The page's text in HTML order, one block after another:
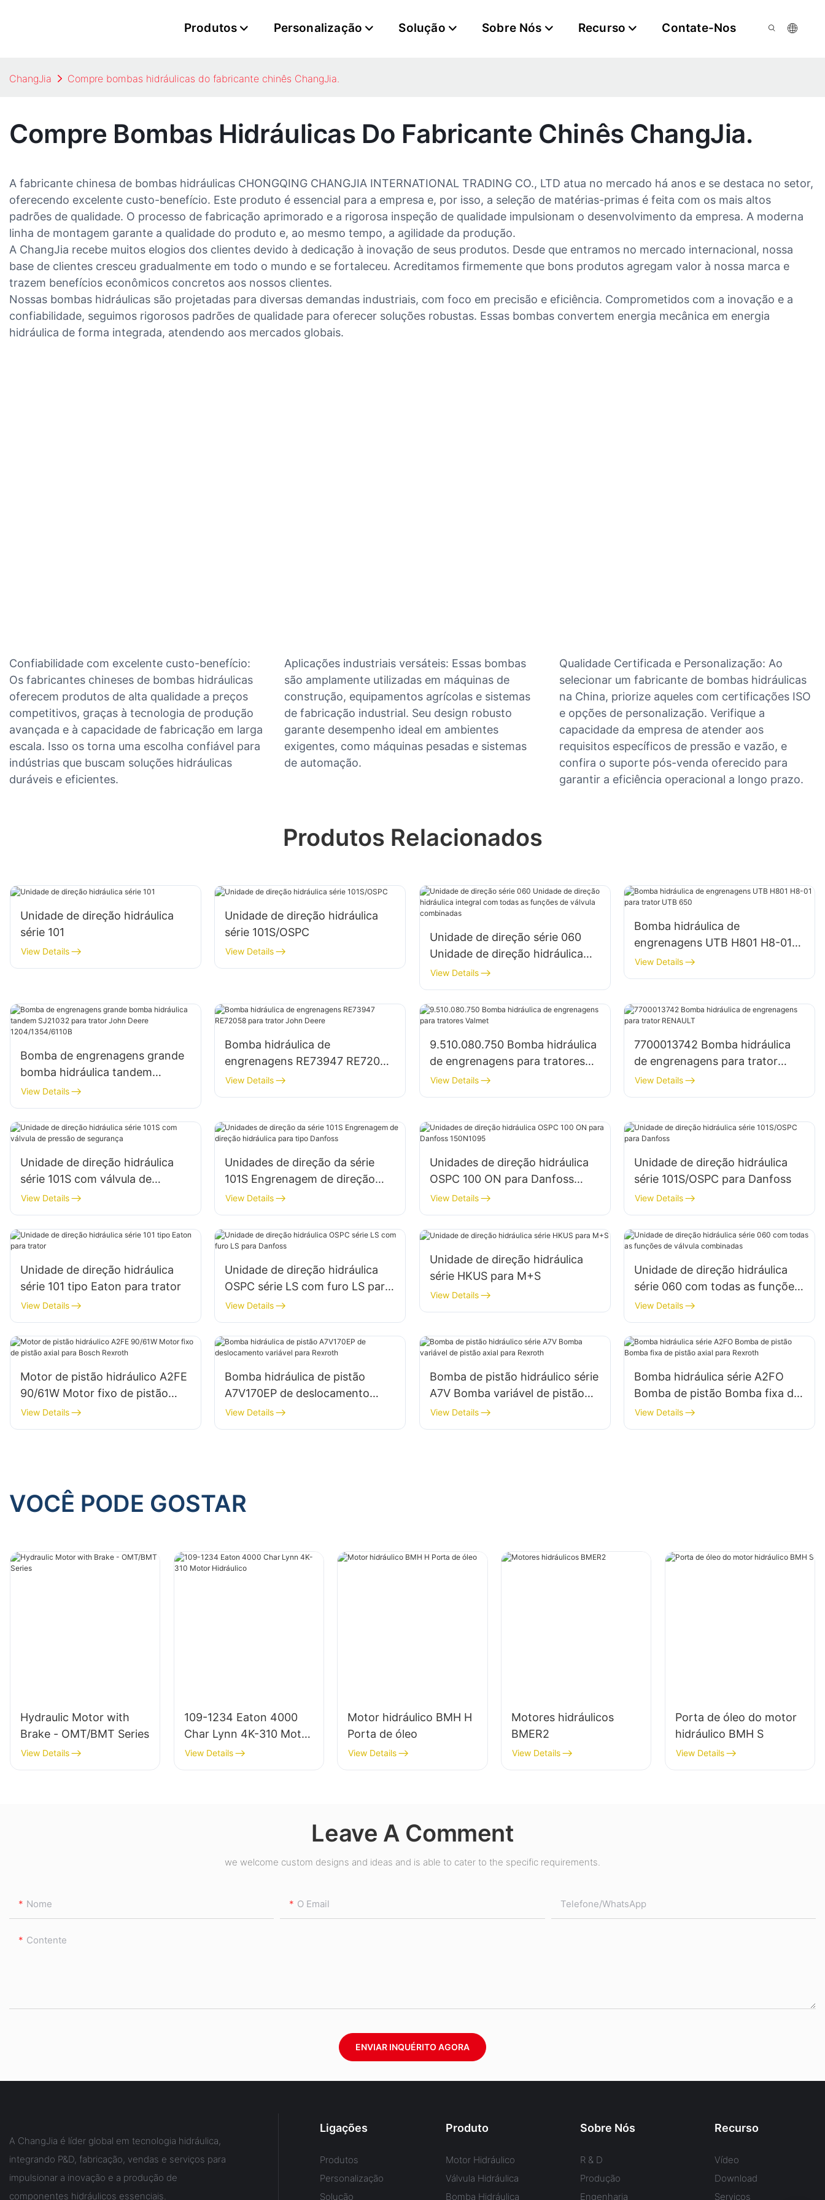
Produtos Personalização Solução Sobre Nós Recurso Contate-Nos
ChangJia Compre bombas hidráulicas do fabricante chinês ChangJia.
Compre Bombas Hidráulicas Do Fabricante Chinês ChangJia.
A fabricante chinesa de bombas hidráulicas CHONGQING CHANGJIA INTERNATIONAL TRADING CO., LTD atua no mercado há anos e se destaca no setor,
oferecendo excelente custo-benefício. Este produto é essencial para a empresa e, por isso, a seleção de matérias-primas é feita com os mais altos
padrões de qualidade. O processo de fabricação aprimorado e a rigorosa inspeção de qualidade impulsionam o desenvolvimento da empresa. A moderna
linha de montagem garante a qualidade do produto e, ao mesmo tempo, a agilidade da produção.
A ChangJia recebe muitos elogios dos clientes devido à dedicação à inovação de seus produtos. Desde que entramos no mercado internacional, nossa
base de clientes cresceu gradualmente em todo o mundo e se fortaleceu. Acreditamos firmemente que bons produtos agregam valor à nossa marca e
trazem benefícios econômicos concretos aos nossos clientes.
Nossas bombas hidráulicas são projetadas para diversas demandas industriais, com foco em precisão e eficiência. Comprometidos com a inovação e a
confiabilidade, seguimos rigorosos padrões de qualidade para oferecer soluções robustas. Essas bombas convertem energia mecânica em energia
hidráulica de forma integrada, atendendo aos mercados globais.
Confiabilidade com excelente custo-benefício:
Os fabricantes chineses de bombas hidráulicas
oferecem produtos de alta qualidade a preços
competitivos, graças à tecnologia de produção
avançada e à capacidade de fabricação em larga
escala. Isso os torna uma escolha confiável para
indústrias que buscam soluções hidráulicas
duráveis ​​e eficientes.
Aplicações industriais versáteis: Essas bombas
são amplamente utilizadas em máquinas de
construção, equipamentos agrícolas e sistemas
de fabricação industrial. Seu design robusto
garante desempenho ideal em ambientes
exigentes, como máquinas pesadas e sistemas
de automação.
Qualidade Certificada e Personalização: Ao
selecionar um fabricante de bombas hidráulicas
na China, priorize aqueles com certificações ISO
e opções de personalização. Verifique a
capacidade da empresa de atender aos
requisitos específicos de pressão e vazão, e
confira o suporte pós-venda oferecido para
garantir a eficiência operacional a longo prazo.
Produtos Relacionados
Unidade de direção hidráulica
série 101
View Details
Unidade de direção hidráulica
série 101S/OSPC
View Details
Unidade de direção série 060
Unidade de direção hidráulica
integral com todas as funções
de válvula combinadas
View Details
Bomba hidráulica de
engrenagens UTB H801 H8-01
para trator UTB 650
View Details
Bomba de engrenagens grande
bomba hidráulica tandem
SJ21032 para trator John Deere
1204/1354/6110B
View Details
Bomba hidráulica de
engrenagens RE73947 RE72058
para trator John Deere
View Details
9.510.080.750 Bomba hidráulica
de engrenagens para tratores
Valmet
View Details
7700013742 Bomba hidráulica
de engrenagens para trator
RENAULT
View Details
Unidade de direção hidráulica
série 101S com válvula de
pressão de segurança
View Details
Unidades de direção da série
101S Engrenagem de direção
hidráulica para tipo Danfoss
View Details
Unidades de direção hidráulica
OSPC 100 ON para Danfoss
150N1095
View Details
Unidade de direção hidráulica
série 101S/OSPC para Danfoss
View Details
Unidade de direção hidráulica
série 101 tipo Eaton para trator
View Details
Unidade de direção hidráulica
OSPC série LS com furo LS para
Danfoss
View Details
Unidade de direção hidráulica
série HKUS para M+S
View Details
Unidade de direção hidráulica
série 060 com todas as funções
de válvula combinadas
View Details
Motor de pistão hidráulico A2FE
90/61W Motor fixo de pistão
axial para Bosch Rexroth
View Details
Bomba hidráulica de pistão
A7V170EP de deslocamento
variável para Rexroth
View Details
Bomba de pistão hidráulico série
A7V Bomba variável de pistão
axial para Rexroth
View Details
Bomba hidráulica série A2FO
Bomba de pistão Bomba fixa de
pistão axial para Rexroth
View Details
VOCÊ PODE GOSTAR
Hydraulic Motor with
Brake - OMT/BMT Series
View Details
109-1234 Eaton 4000
Char Lynn 4K-310 Motor
Hidráulico
View Details
Motor hidráulico BMH H
Porta de óleo
View Details
Motores hidráulicos
BMER2
View Details
Porta de óleo do motor
hidráulico BMH S
View Details
Leave A Comment
we welcome custom designs and ideas and is able to cater to the specific requirements.
Nome O Email Telefone/whatsApp
Contente
ENVIAR INQUÉRITO AGORA
A ChangJia é líder global em tecnologia hidráulica,
integrando P&D, fabricação, vendas e serviços para
impulsionar a inovação e a produção de
componentes hidráulicos essenciais.
Ligações
Produtos
Personalização
Solução
Produto
Motor Hidráulico
Válvula Hidráulica
Bomba Hidráulica
Sobre Nós
R & D
Produção
Engenharia
Recurso
Vídeo
Download
Serviços